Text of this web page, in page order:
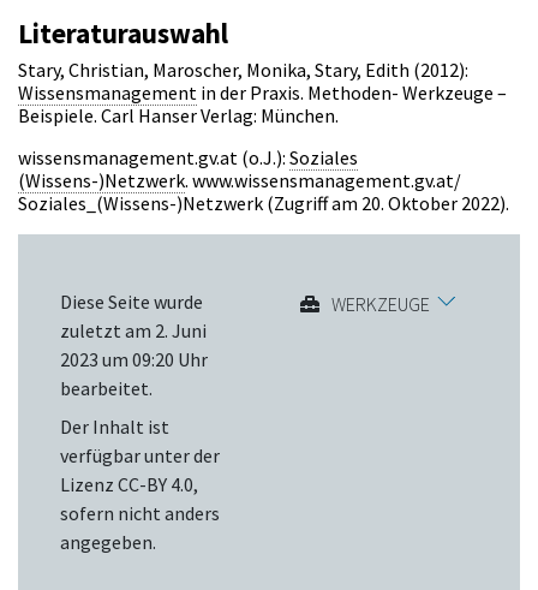
Literaturauswahl
Stary, Christian, Maroscher, Monika, Stary, Edith (2012):
Wissensmanagement in der Praxis. Methoden- Werkzeuge –
Beispiele. Carl Hanser Verlag: München.
wissensmanagement.gv.at (o.J.): Soziales
(Wissens-)Netzwerk. www.wissensmanagement.gv.at/
Soziales_(Wissens-)Netzwerk (Zugriff am 20. Oktober 2022).
Diese Seite wurde
zuletzt am 2. Juni
2023 um 09:20 Uhr
bearbeitet.
Der Inhalt ist
verfügbar unter der
Lizenz CC-BY 4.0,
sofern nicht anders
angegeben.
WERKZEUGE